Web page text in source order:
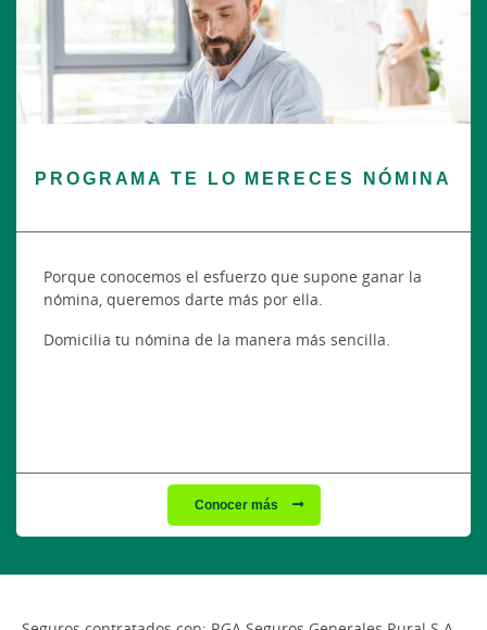
PROGRAMA TE LO MERECES NÓMINA
Porque conocemos el esfuerzo que supone ganar la
nómina, queremos darte más por ella.
Domicilia tu nómina de la manera más sencilla.
Conocer más